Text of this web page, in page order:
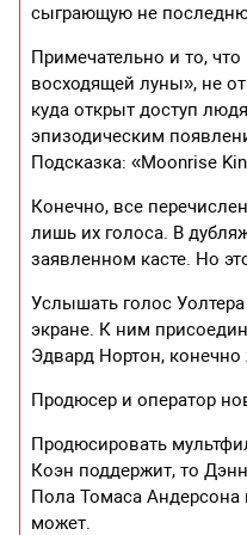
сыграющую не
Примечательно и то,
восходящей луны», не
куда открыт доступ
эпизодическим
Подсказка: «Moonrise
Конечно, все
лишь их голоса. В
заявленном касте. Но
Услышать голос
экране. К ним
Эдвард Нортон,
Продюсер и оператор
Продюсировать
Коэн поддержит, то
Пола Томаса Андерсона
может.